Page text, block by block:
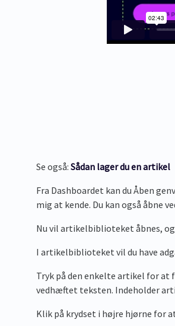
Se også: Sådan lager du en artikel
Fra Dashboardet kan du Åben
mig at kende. Du kan også åbne
Nu vil artikelbiblioteket åbnes,
I artikelbiblioteket vil du have
Tryk på den enkelte artikel for at
vedhæftet teksten. Indeholder
Klik på krydset i højre hjørne for